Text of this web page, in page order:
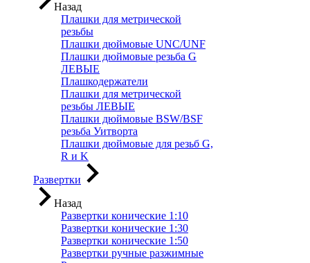
Назад
Плашки для метрической
резьбы
Плашки дюймовые UNC/UNF
Плашки дюймовые резьба G
ЛЕВЫЕ
Плашкодержатели
Плашки для метрической
резьбы ЛЕВЫЕ
Плашки дюймовые BSW/BSF
резьба Уитворта
Плашки дюймовые для резьб G,
R и K
Развертки
Назад
Развертки конические 1:10
Развертки конические 1:30
Развертки конические 1:50
Развертки ручные разжимные